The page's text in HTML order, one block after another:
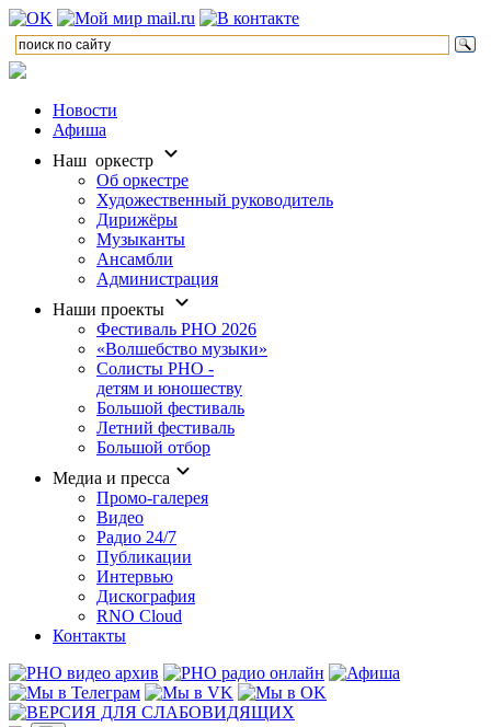
Новости
Афиша
Наш оркестр
Об оркестре
Художественный руководитель
Дирижёры
Музыканты
Ансамбли
Администрация
Наши проекты
Фестиваль РНО 2026
«Волшебство музыки»
Солисты РНО -
детям и юношеству
Большой фестиваль
Летний фестиваль
Большой отбор
Медиа и пресса
Промо-галерея
Видео
Радио 24/7
Публикации
Интервью
Дискография
RNO Cloud
Контакты